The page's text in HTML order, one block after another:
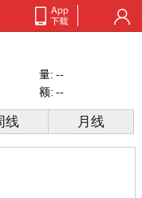
量: --
额: --
线 月线